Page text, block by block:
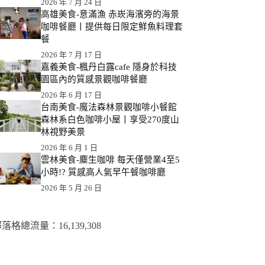
2026 年 7 月 24 日
高雄美食-意滿漁 赤崁海濱旁的海景
咖啡餐廳丨提供每日限定鮮魚料理套
餐
2026 年 7 月 17 日
嘉義美食-楓丹白露cafe 隱身於科技
園區內的質感景觀咖啡餐廳
2026 年 6 月 17 日
台南美食-魔法森林景觀咖啡小餐館
森林系白色咖啡小屋丨享受270度山
林視野美景
2026 年 6 月 1 日
雲林美食-麋生咖啡 每天僅營業4至5
小時!? 質感高人氣早午餐咖啡廳
2026 年 5 月 26 日
格總流量：​16,139,308